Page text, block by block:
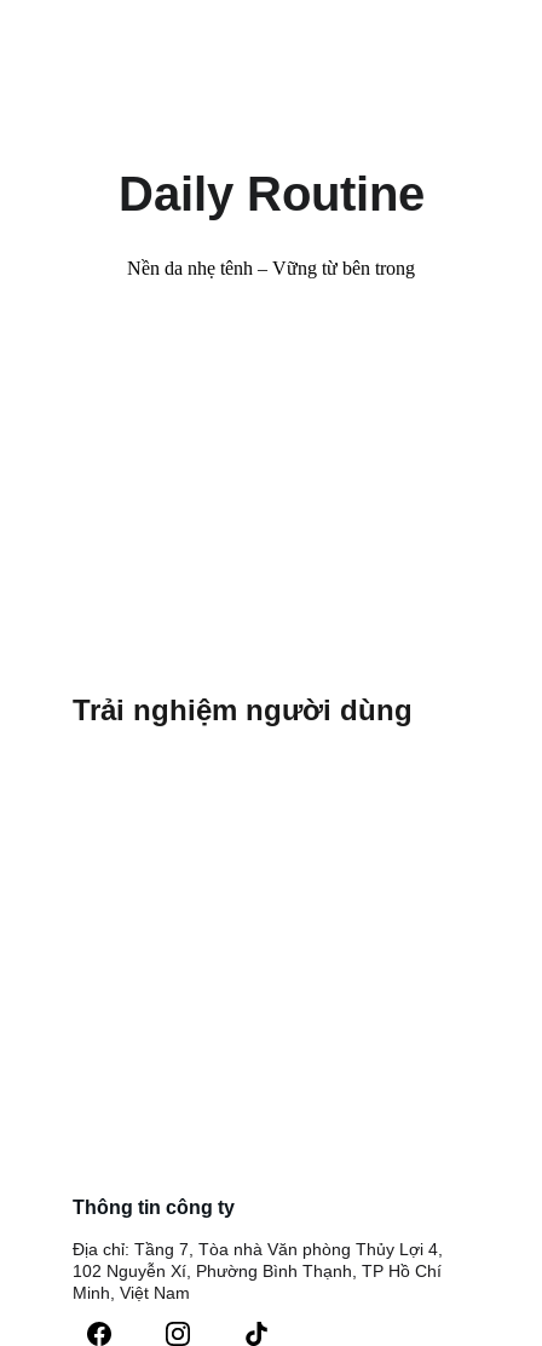
Daily Routine
Nền da nhẹ tênh – Vững từ bên trong
Trải nghiệm người dùng
Thông tin công ty
Địa chỉ: Tầng 7, Tòa nhà Văn phòng Thủy Lợi 4,
102 Nguyễn Xí, Phường Bình Thạnh, TP Hồ Chí
Minh, Việt Nam